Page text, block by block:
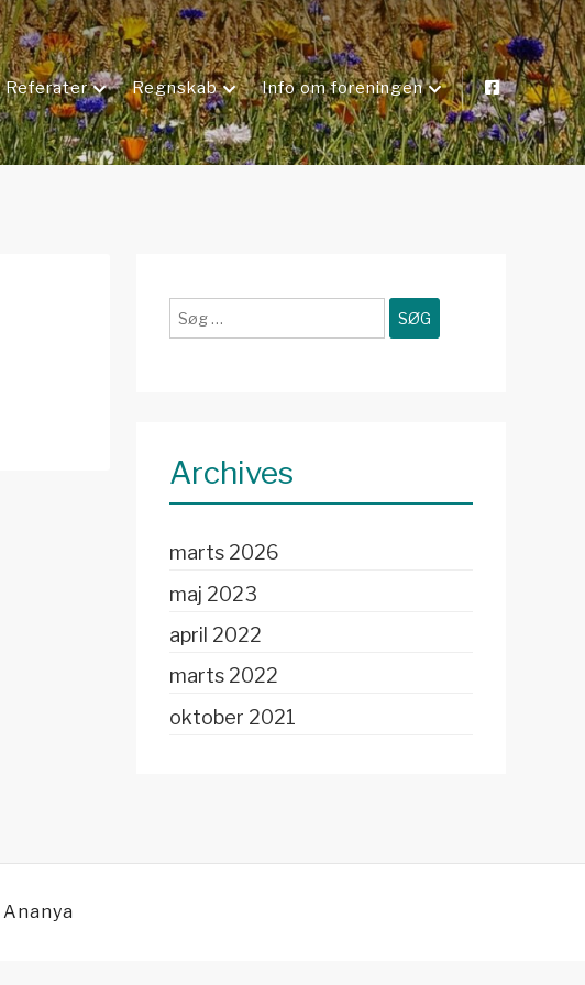
Referater Regnskab Info om foreningen
efter:
Archives
marts 2026
maj 2023
april 2022
marts 2022
oktober 2021
Ananya